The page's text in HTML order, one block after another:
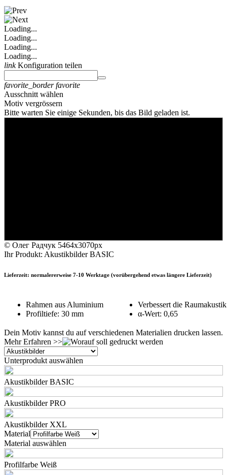
Loading...
Loading...
Loading...
Loading...
linkKonfiguration teilen
favorite_border favorite
Ausschnitt wählen
Motiv vergrössern
Bitte warten Sie einige Sekunden, bis das Bild geladen ist.
© Олег Радчук 5464x3070px
Ihr Produkt: Akustikbilder BASIC
Lieferzeit: normalererweise 7-10 Werktage (vorübergehend etwas längere Lieferzeit)
Rahmen aus Aluminium
Profiltiefe: 30 mm
Verbessert die Raumakustik
α-Wert: 0,65
Dein Motiv kannst du auf verschiedenen Materialien drucken lassen.
Mehr Erfahren >>
Unterprodukt auswählen
Akustikbilder BASIC
Akustikbilder PRO
Akustikbilder XXL
Material
Material auswählen
Profilfarbe Weiß